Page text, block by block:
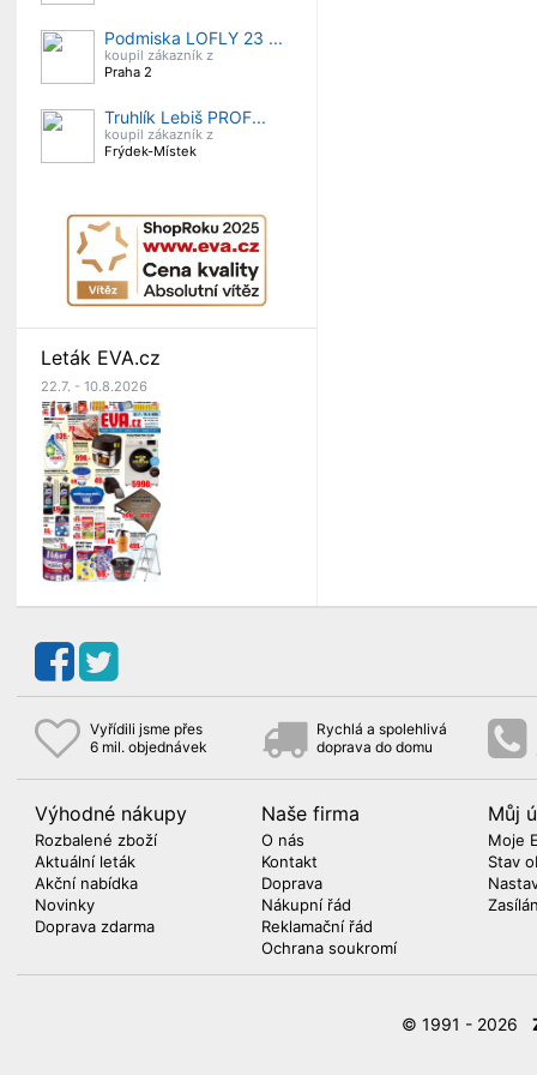
Podmiska LOFLY 23 ...
koupil zákazník z
Praha 2
Truhlík Lebiš PROF...
koupil zákazník z
Frýdek-Místek
Leták EVA.cz
22.7. - 10.8.2026
Vyřídili jsme přes
6 mil. objednávek
Rychlá a spolehlivá
doprava do domu
Výhodné nákupy
Rozbalené zboží
Aktuální leták
Akční nabídka
Novinky
Doprava zdarma
Naše firma
O nás
Kontakt
Doprava
Nákupní řád
Reklamační řád
Ochrana soukromí
Můj
Moje
Stav
© 1991 - 2026